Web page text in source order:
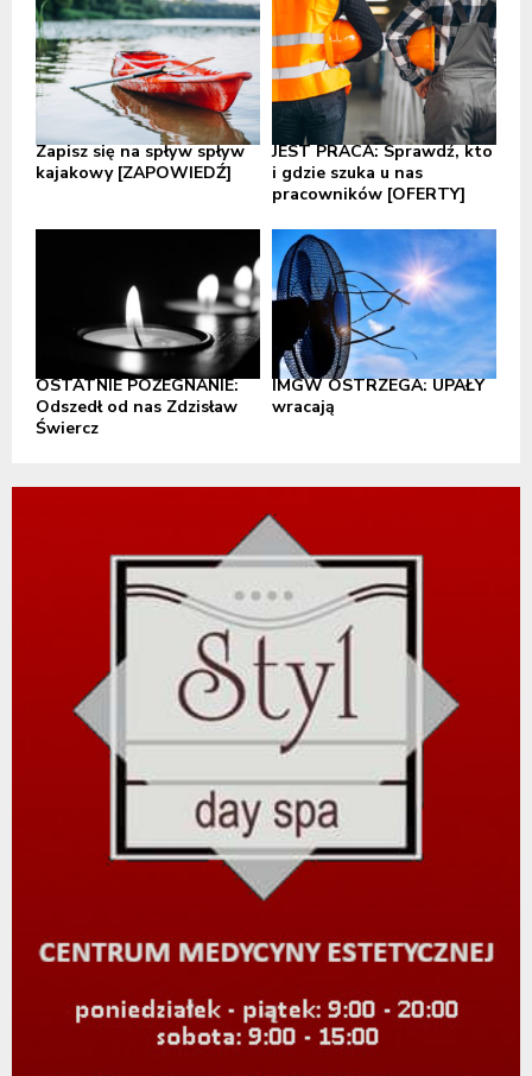
Zapisz się na spływ spływ
kajakowy [ZAPOWIEDŹ]
JEST PRACA: Sprawdź, kto
i gdzie szuka u nas
pracowników [OFERTY]
OSTATNIE POŻEGNANIE:
Odszedł od nas Zdzisław
Świercz
IMGW OSTRZEGA: UPAŁY
wracają